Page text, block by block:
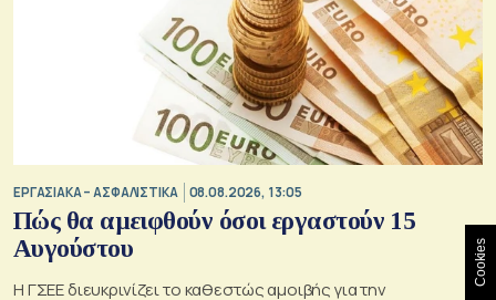
ΕΡΓΑΣΙΑΚΑ – ΑΣΦΑΛΙΣΤΙΚΑ 08.08.2026, 13:05
Πώς θα αμειφθούν όσοι εργαστούν 15
Αυγούστου
Η ΓΣΕΕ διευκρινίζει το καθεστώς αμοιβής για την
Cookies